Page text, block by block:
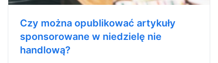
Czy można opublikować artykuły
sponsorowane w niedzielę nie
handlową?